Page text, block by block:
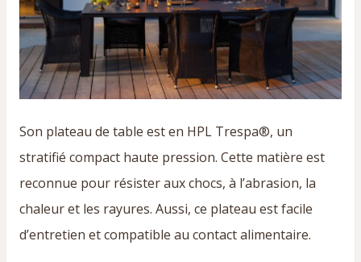
Son plateau de table est en HPL Trespa®, un
stratifié compact haute pression. Cette matière est
reconnue pour résister aux chocs, à l’abrasion, la
chaleur et les rayures. Aussi, ce plateau est facile
d’entretien et compatible au contact alimentaire.